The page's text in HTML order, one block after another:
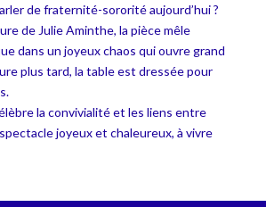
de fraternité-sororité aujourd’hui ?
de Julie Aminthe, la pièce mêle
dans un joyeux chaos qui ouvre grand
plus tard, la table est dressée pour
la convivialité et les liens entre
joyeux et chaleureux, à vivre